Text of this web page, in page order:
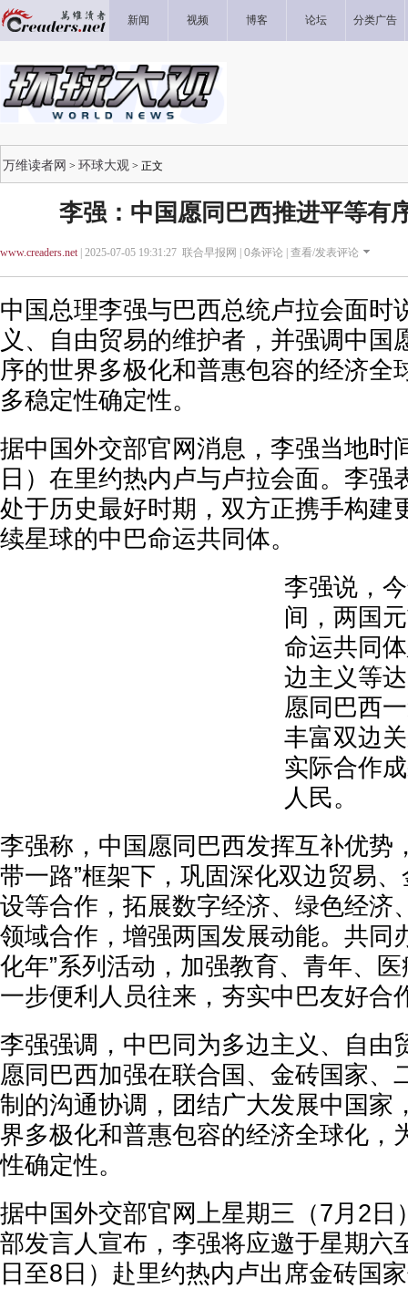
新闻 视频 博客 论坛 分类广告
万维读者网 > 环球大观 > 正文
李强：中国愿同巴西推进平等有
www.creaders.net| 2025-07-05 19:31:27 联合早报网 | 0条评论 | 查看/发表评论
中国总理李强与巴西总统卢拉会面时
义、自由贸易的维护者，并强调中国
序的世界多极化和普惠包容的经济全
多稳定性确定性。
据中国外交部官网消息，李强当地时
日）在里约热内卢与卢拉会面。李强
处于历史最好时期，双方正携手构建
续星球的中巴命运共同体。
李强说，
间，两国
命运共同
边主义等
愿同巴西
丰富双边
实际合作
人民。
李强称，中国愿同巴西发挥互补优势
带一路”框架下，巩固深化双边贸易
设等合作，拓展数字经济、绿色经济
领域合作，增强两国发展动能。共同
化年”系列活动，加强教育、青年、
一步便利人员往来，夯实中巴友好合
李强强调，中巴同为多边主义、自由
愿同巴西加强在联合国、金砖国家、
制的沟通协调，团结广大发展中国家
界多极化和普惠包容的经济全球化，
性确定性。
据中国外交部官网上星期三（7月2日
部发言人宣布，李强将应邀于星期六
日至8日）赴里约热内卢出席金砖国